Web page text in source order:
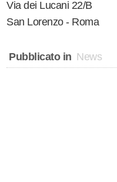
Via dei Lucani 22/B
San Lorenzo - Roma
Pubblicato in News